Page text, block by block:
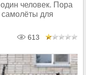
человек. Пора
самолёты для
613